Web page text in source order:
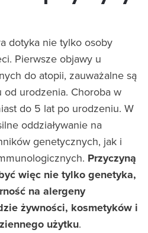
dotyka nie tylko osoby
Pierwsze objawy u
do atopii, zauważalne są
urodzenia. Choroba w
do 5 lat po urodzeniu. W
oddziaływanie na
genetycznych, jak i
Przyczyną
więc nie tylko genetyka,
na alergeny
żywności, kosmetyków i
użytku.